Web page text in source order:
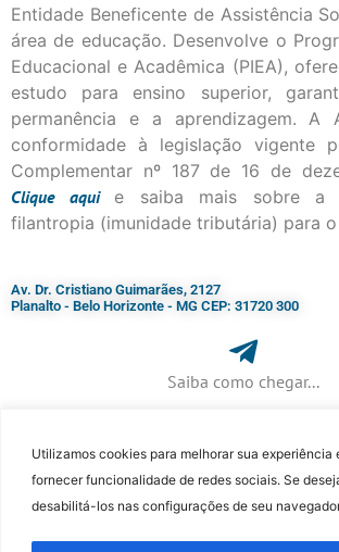
Utilizamos cookies para melhorar sua experiência
fornecer funcionalidade de redes sociais. Se
desabilitá-los nas configurações de seu
Entidade Beneficente de Assistência
área de educação. Desenvolve o
Educacional e Acadêmica (PIEA),
estudo para ensino superior,
permanência e a aprendizagem. A
conformidade à legislação vigente
Complementar nº 187 de 16 de
Cliqueaqui
e saiba mais sobre a
filantropia (imunidade tributária) para o
Av. Dr. Cristiano Guimarães, 2127
Planalto - Belo Horizonte - MG CEP: 31720 300
Saiba como chegar...
+ 55 (31) 3115-
Patrick de Souza